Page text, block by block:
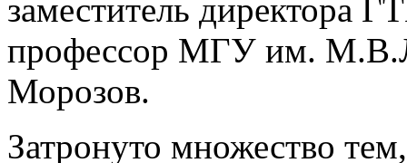
заместитель директора
профессор МГУ им.
Морозов.
Затронуто множество